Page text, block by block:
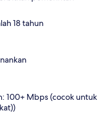
18 tahun
100+ Mbps (cocok untuk